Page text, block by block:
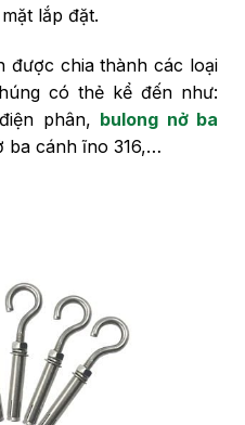
lắp đặt.
được chia thành các loại
có thẻ kể đến như:
phân, bulong nở ba
ba cánh ĩno 316,…